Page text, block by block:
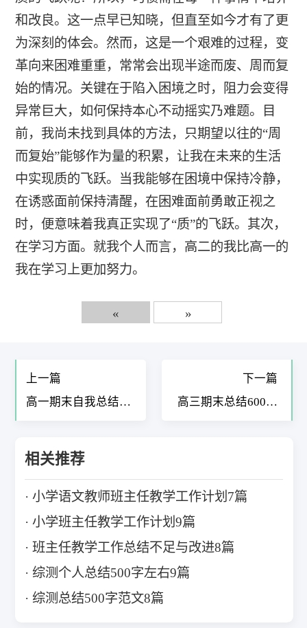
和改良。这一点早已知晓，但直至如今才有了更
为深刻的体会。然而，这是一个艰难的过程，变
革向来困难重重，常常会出现半途而废、周而复
始的情况。关键在于陷入困境之时，阻力会变得
异常巨大，如何保持本心不动摇实乃难题。目
前，我尚未找到具体的方法，只期望以往的“周
而复始”能够作为量的积累，让我在未来的生活
中实现质的飞跃。当我能够在困境中保持冷静，
在诱惑面前保持清醒，在困难面前勇敢正视之
时，便意味着我真正实现了“质”的飞跃。其次，
在学习方面。就我个人而言，高二的我比高一的
我在学习上更加努力。
« »
上一篇
高一期末自我总结
下一篇
高三期末总结600字
相关推荐
小学语文教师班主任教学工作计划7篇
小学班主任教学工作计划9篇
班主任教学工作总结不足与改进8篇
综测个人总结500字左右9篇
综测总结500字范文8篇